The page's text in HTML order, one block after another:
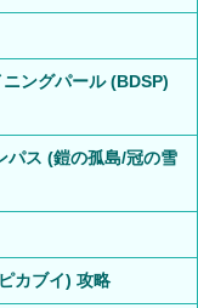
ングパール (BDSP)
パス (鎧の孤島/冠の雪
カブイ) 攻略